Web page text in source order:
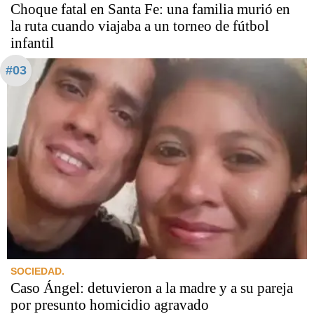
Choque fatal en Santa Fe: una familia murió en
la ruta cuando viajaba a un torneo de fútbol
infantil
#03
SOCIEDAD.
Caso Ángel: detuvieron a la madre y a su pareja
por presunto homicidio agravado